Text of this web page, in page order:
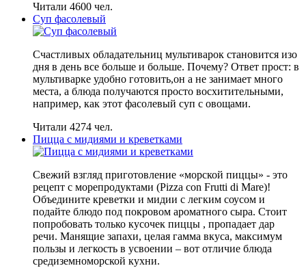
Читали 4600 чел.
Суп фасолевый
Счастливых обладательниц мультиварок становится изо
дня в день все больше и больше. Почему? Ответ прост: в
мультиварке удобно готовить,он а не занимает много
места, а блюда получаются просто восхитительными,
например, как этот фасолевый суп с овощами.
Читали 4274 чел.
Пицца с мидиями и креветками
Свежий взгляд приготовление «морской пиццы» - это
рецепт с морепродуктами (Pizza con Frutti di Mare)!
Объедините креветки и мидии с легким соусом и
подайте блюдо под покровом ароматного сыра. Стоит
попробовать только кусочек пиццы , пропадает дар
речи. Манящие запахи, целая гамма вкуса, максимум
пользы и легкость в усвоении – вот отличие блюда
средиземноморской кухни.